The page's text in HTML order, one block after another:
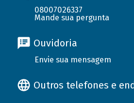
08007026337
Mande sua pergunta
Ouvidoria
Envie sua mensagem
Outros telefones e